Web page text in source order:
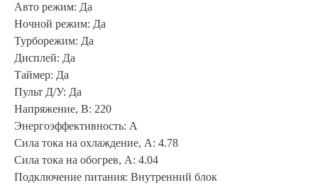
Авто режим: Да
Ночной режим: Да
Турборежим: Да
Дисплей: Да
Таймер: Да
Пульт Д/У: Да
Напряжение, В: 220
Энергоэффективность: A
Сила тока на охлаждение, А: 4.78
Сила тока на обогрев, А: 4.04
Подключение питания: Внутренний блок